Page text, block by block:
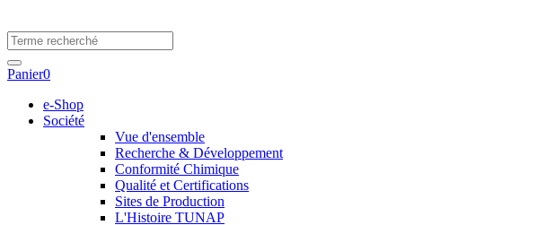
Panier0
e-Shop
Société
Vue d'ensemble
Recherche & Développement
Conformité Chimique
Qualité et Certifications
Sites de Production
L'Histoire TUNAP